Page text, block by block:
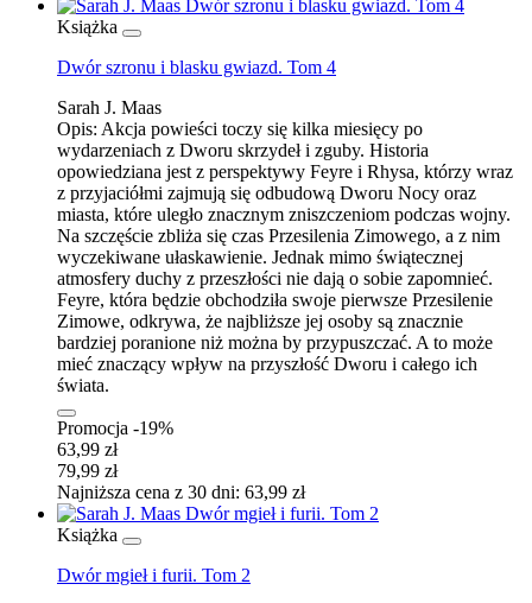
Książka
Dwór szronu i blasku gwiazd. Tom 4
Sarah J. Maas
Opis: Akcja powieści toczy się kilka miesięcy po
wydarzeniach z Dworu skrzydeł i zguby. Historia
opowiedziana jest z perspektywy Feyre i Rhysa, którzy wraz
z przyjaciółmi zajmują się odbudową Dworu Nocy oraz
miasta, które uległo znacznym zniszczeniom podczas wojny.
Na szczęście zbliża się czas Przesilenia Zimowego, a z nim
wyczekiwane ułaskawienie. Jednak mimo świątecznej
atmosfery duchy z przeszłości nie dają o sobie zapomnieć.
Feyre, która będzie obchodziła swoje pierwsze Przesilenie
Zimowe, odkrywa, że najbliższe jej osoby są znacznie
bardziej poranione niż można by przypuszczać. A to może
mieć znaczący wpływ na przyszłość Dworu i całego ich
świata.
Promocja -19%
63,99 zł
79,99 zł
Najniższa cena z 30 dni: 63,99 zł
Książka
Dwór mgieł i furii. Tom 2